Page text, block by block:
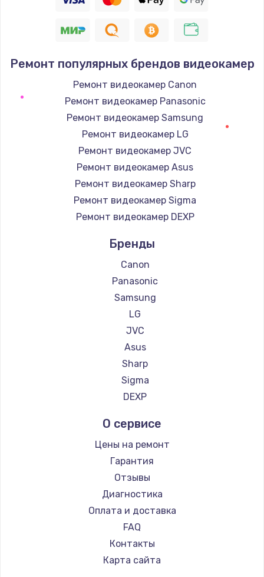
1400 руб.
Заказать
Замена / ремонт электронного модуля
управления
600 руб.
Замена конфорки
1100 руб.
900 руб.
Заказать
Замена регулятора режимов конфорки
900 руб.
Заказать
Замена сенсорного датчика
1300 руб.
Заказать
Замена сигнальной лампы
1200 руб.
Замена системной платы
1500 руб.
Заказать
Ремонт популярных брендов видеокамер
Ремонт видеокамер Canon
Ремонт видеокамер Panasonic
Ремонт видеокамер Samsung
Ремонт видеокамер LG
Ремонт видеокамер JVC
Ремонт видеокамер Asus
Ремонт видеокамер Sharp
Ремонт видеокамер Sigma
Ремонт видеокамер DEXP
Бренды
Canon
Panasonic
Samsung
LG
JVC
Asus
Sharp
Sigma
DEXP
О сервисе
Цены на ремонт
Гарантия
Отзывы
Диагностика
Оплата и доставка
FAQ
Контакты
Карта сайта